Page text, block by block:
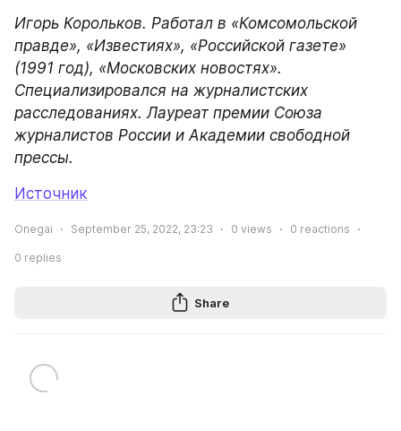
Игорь Корольков. Работал в «Комсомольской
правде», «Известиях», «Российской газете»
(1991 год), «Московских новостях».
Специализировался на журналистских
расследованиях. Лауреат премии Союза
журналистов России и Академии свободной
прессы.
Источник
Onegai September 25, 2022, 23:23 0 views 0 reactions
0 replies
Share